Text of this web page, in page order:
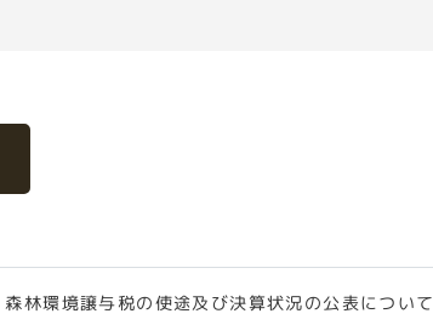
森林環境譲与税の使途及び決算状況の公表について